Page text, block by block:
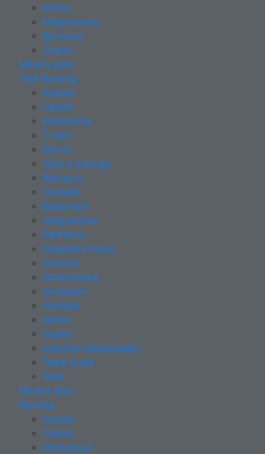
Intimo
Integrazione
Borracce
Guanti
Mostra altro
Trail Running
Scarpe
Calzini
Elettronica
T-shirt
Shorts
Zaini e marsupi
Borracce
Occhiali
Bastoncini
Integrazione
Pantaloni
Cappelli e fasce
Giacche
Attrezzatura
Accessori
Gambali
Intimo
Guanti
Giacche impermeabili
Felpe e pile
Gilet
Mostra altro
Running
Scarpe
Calzini
Elettronica